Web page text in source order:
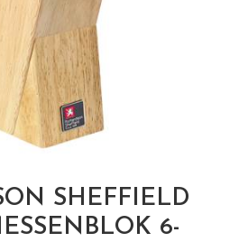
SHEFFIELD
6-